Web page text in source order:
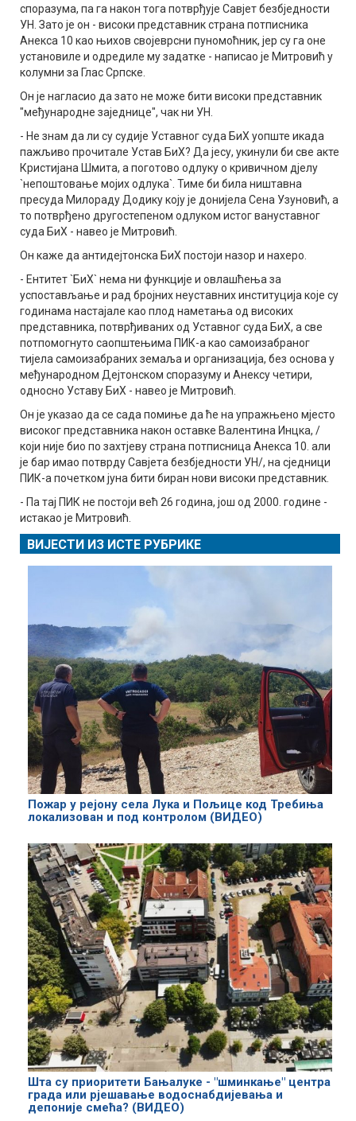
споразума, па га након тога потврђује Савјет безбједности
УН. Зато је он - високи представник страна потписника
Анекса 10 као њихов својеврсни пуномоћник, јер су га оне
установиле и одредиле му задатке - написао је Митровић у
колумни за Глас Српске.
Он је нагласио да зато не може бити високи представник
"међународне заједнице", чак ни УН.
- Не знам да ли су судије Уставног суда БиХ уопште икада
пажљиво прочитале Устав БиХ? Да јесу, укинули би све акте
Кристијана Шмита, а поготово одлуку о кривичном дјелу
`непоштовање мојих одлука`. Тиме би била ништавна
пресуда Милораду Додику коју је донијела Сена Узуновић, а
то потврђено другостепеном одлуком истог вануставног
суда БиХ - навео је Митровић.
Он каже да антидејтонска БиХ постоји назор и нахеро.
- Ентитет `БиХ` нема ни функције и овлашћења за
успостављање и рад бројних неуставних институција које су
годинама настајале као плод наметања од високих
представника, потврђиваних од Уставног суда БиХ, а све
потпомогнуто саопштењима ПИК-а као самоизабраног
тијела самоизабраних земаља и организација, без основа у
међународном Дејтонском споразуму и Анексу четири,
односно Уставу БиХ - навео је Митровић.
Он је указао да се сада помиње да ће на упражњено мјесто
високог представника након оставке Валентина Инцка, /
који није био по захтјеву страна потписница Анекса 10. али
је бар имао потврду Савјета безбједности УН/, на сједници
ПИК-а почетком јуна бити биран нови високи представник.
- Па тај ПИК не постоји већ 26 година, још од 2000. године -
истакао је Митровић.
ВИЈЕСТИ ИЗ ИСТЕ РУБРИКЕ
Пожар у рејону села Лука и Пољице код Требиња
локализован и под контролом (ВИДЕО)
Шта су приоритети Бањалуке - "шминкање" центра
града или рјешавање водоснабдијевања и
депоније смећа? (ВИДЕО)